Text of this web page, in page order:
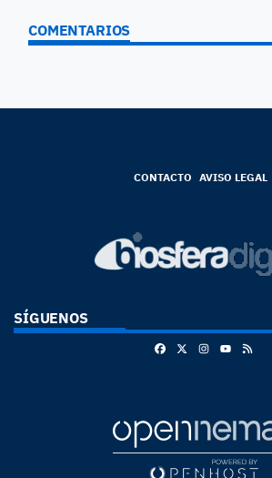
COMENTARIOS
CONTACTO AVISO LEGAL
SÍGUENOS
FacebookInstagram